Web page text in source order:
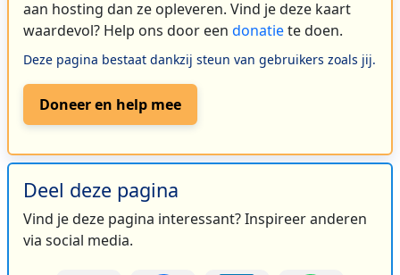
aan hosting dan ze opleveren. Vind je deze kaart
waardevol? Help ons door een donatiete doen.
Deze pagina bestaat dankzij steun van gebruikers zoals jij.
Doneer en help mee
Deel deze pagina
Vind je deze pagina interessant? Inspireer anderen
via social media.